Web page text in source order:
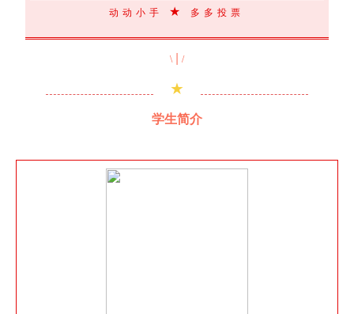
动动小手 ★ 多多投票
\| /
★
学生简介